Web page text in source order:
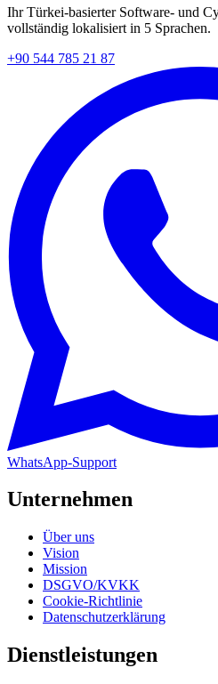
Ihr Türkei-basierter Software- und
vollständig lokalisiert in 5 Sprachen.
+90 544 785 21 87
WhatsApp-Support
Unternehmen
Über uns
Vision
Mission
DSGVO/KVKK
Cookie-Richtlinie
Datenschutzerklärung
Dienstleistungen